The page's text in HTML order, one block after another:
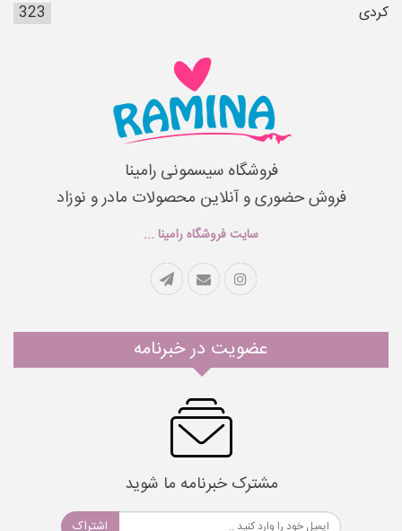
کردی
323
فروشگاه سیسمونی رامینا
فروش حضوری و آنلاین محصولات مادر و نوزاد
سایت فروشگاه رامینا ...
عضویت در خبرنامه
مشترک خبرنامه ما شوید
اشتراک